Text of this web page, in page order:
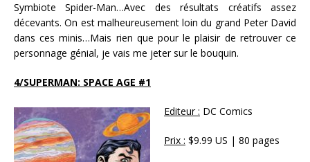
Symbiote Spider-Man…Avec des résultats créatifs assez
décevants. On est malheureusement loin du grand Peter David
dans ces minis…Mais rien que pour le plaisir de retrouver ce
personnage génial, je vais me jeter sur le bouquin.
4/SUPERMAN: SPACE AGE #1
Editeur : DC Comics
Prix : $9.99 US | 80 pages